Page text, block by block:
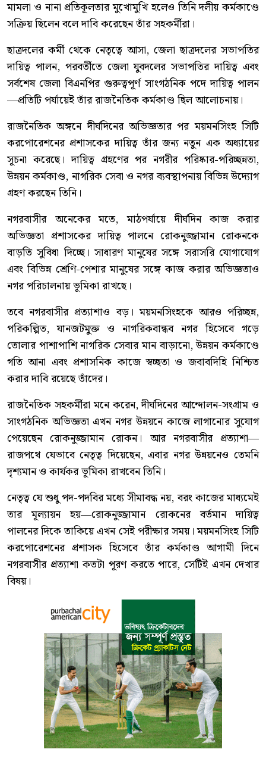
মামলা ও নানা প্রতিকূলতার মুখোমুখি হলেও তিনি দলীয় কর্মকাণ্ডে
সক্রিয় ছিলেন বলে দাবি করেছেন তাঁর সহকর্মীরা।
ছাত্রদলের কর্মী থেকে নেতৃত্বে আসা, জেলা ছাত্রদলের সভাপতির
দায়িত্ব পালন, পরবর্তীতে জেলা যুবদলের সভাপতির দায়িত্ব এবং
সর্বশেষ জেলা বিএনপির গুরুত্বপূর্ণ সাংগঠনিক পদে দায়িত্ব পালন
—প্রতিটি পর্যায়েই তাঁর রাজনৈতিক কর্মকাণ্ড ছিল আলোচনায়।
রাজনৈতিক অঙ্গনে দীর্ঘদিনের অভিজ্ঞতার পর ময়মনসিংহ সিটি
করপোরেশনের প্রশাসকের দায়িত্ব তাঁর জন্য নতুন এক অধ্যায়ের
সূচনা করেছে। দায়িত্ব গ্রহণের পর নগরীর পরিষ্কার-পরিচ্ছন্নতা,
উন্নয়ন কর্মকাণ্ড, নাগরিক সেবা ও নগর ব্যবস্থাপনায় বিভিন্ন উদ্যোগ
গ্রহণ করছেন তিনি।
নগরবাসীর অনেকের মতে, মাঠপর্যায়ে দীর্ঘদিন কাজ করার
অভিজ্ঞতা প্রশাসকের দায়িত্ব পালনে রোকনুজ্জামান রোকনকে
বাড়তি সুবিধা দিচ্ছে। সাধারণ মানুষের সঙ্গে সরাসরি যোগাযোগ
এবং বিভিন্ন শ্রেণি-পেশার মানুষের সঙ্গে কাজ করার অভিজ্ঞতাও
নগর পরিচালনায় ভূমিকা রাখছে।
তবে নগরবাসীর প্রত্যাশাও বড়। ময়মনসিংহকে আরও পরিচ্ছন্ন,
পরিকল্পিত, যানজটমুক্ত ও নাগরিকবান্ধব নগর হিসেবে গড়ে
তোলার পাশাপাশি নাগরিক সেবার মান বাড়ানো, উন্নয়ন কর্মকাণ্ডে
গতি আনা এবং প্রশাসনিক কাজে স্বচ্ছতা ও জবাবদিহি নিশ্চিত
করার দাবি রয়েছে তাঁদের।
রাজনৈতিক সহকর্মীরা মনে করেন, দীর্ঘদিনের আন্দোলন-সংগ্রাম ও
সাংগঠনিক অভিজ্ঞতা এখন নগর উন্নয়নে কাজে লাগানোর সুযোগ
পেয়েছেন রোকনুজ্জামান রোকন। আর নগরবাসীর প্রত্যাশা—
রাজপথে যেভাবে নেতৃত্ব দিয়েছেন, এবার নগর উন্নয়নেও তেমনি
দৃশ্যমান ও কার্যকর ভূমিকা রাখবেন তিনি।
নেতৃত্ব যে শুধু পদ-পদবির মধ্যে সীমাবদ্ধ নয়, বরং কাজের মাধ্যমেই
তার মূল্যায়ন হয়—রোকনুজ্জামান রোকনের বর্তমান দায়িত্ব
পালনের দিকে তাকিয়ে এখন সেই পরীক্ষার সময়। ময়মনসিংহ সিটি
করপোরেশনের প্রশাসক হিসেবে তাঁর কর্মকাণ্ড আগামী দিনে
নগরবাসীর প্রত্যাশা কতটা পূরণ করতে পারে, সেটিই এখন দেখার
বিষয়।